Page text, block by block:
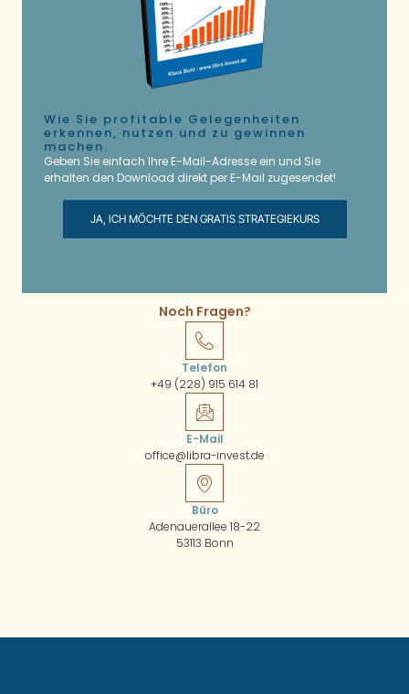
Wie Sie profitable Gelegenheiten
erkennen, nutzen und zu gewinnen
machen.
Geben Sie einfach Ihre E-Mail-Adresse ein und Sie
erhalten den Download direkt per E-Mail zugesendet!
JA, ICH MÖCHTE DEN GRATIS STRATEGIEKURS
Noch Fragen?
Telefon
+49 (228) 915 614 81
E-Mail
office@libra-invest.de
Büro
Adenauerallee 18-22
53113 Bonn